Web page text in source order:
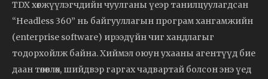
TDX хөгжүүлэгчдийн чуулганы үеэр танилцуулагдсан
“Headless 360” нь байгууллагын програм хангамжийн
(enterprise software) ирээдүйн чиг хандлагыг
тодорхойлж байна. Хиймэл оюун ухааны агентүүд бие
даан төлөвлөх, шийдвэр гаргах чадвартай болсон энэ үед